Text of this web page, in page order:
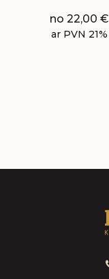
no 22,00 €
ar PVN 21%